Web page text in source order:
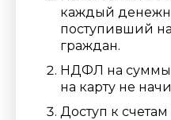
каждый
поступивший
граждан.
НДФЛ на суммы
на карту не
Доступ к